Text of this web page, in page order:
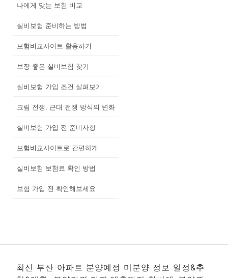
나에게 맞는 보험 비교
실비보험 준비하는 방법
보험비교사이트 활용하기
보장 좋은 실비보험 찾기
실비보험 가입 조건 살펴보기
크림 전쟁, 근대 전쟁 방식의 변화
실비보험 가입 전 준비사항
보험비교사이트로 간편하게
실비보험 보험료 확인 방법
보험 가입 전 확인해보세요
최신 부산 아파트 분양예정 미분양 정보 일정&추